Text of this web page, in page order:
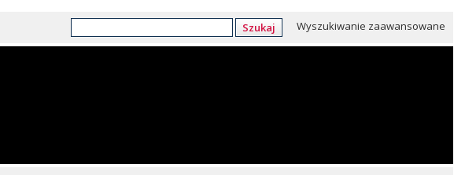
Szukaj Wyszukiwanie zaawansowane